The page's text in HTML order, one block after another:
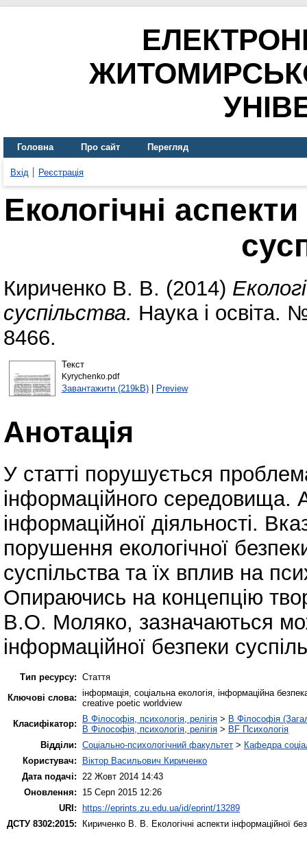
Головна Про сайт Перегляд
Вхід Реєстрація
Екологічні
Кириченко В. В. (2014)
суспільства. Наука і освіта.
8466.
Текст
Kyrychenko.pdf
Завантажити (219kB)| Preview
Анотація
У статті порушується
інформаційного середовища.
інформаційної діяльності.
порушення екологічної
суспільства та їх вплив на
Опираючись на концепцію
В.О. Моляко, зазначаються
інформаційної безпеки
Тип ресурсу: Стаття
Ключові слова: інформація, соціальна екологія, інформаційна
creative poetic worldview
Класифікатор:
B Філософія, психологія, релігія > B Філософія
B Філософія, психологія, релігія > BF Психологія
Відділи: Соціально-психологічний факультет > Кафедра
Користувач:
Віктор Васильович Кириченко
Дата подачі:
22 Жовт 2014 14:43
Оновлення:
15 Серп 2015 12:26
URI: https://eprints.zu.edu.ua/id/eprint/13289
ДСТУ 8302:2015:
Кириченко В. В. Екологічні аспекти інформаційної